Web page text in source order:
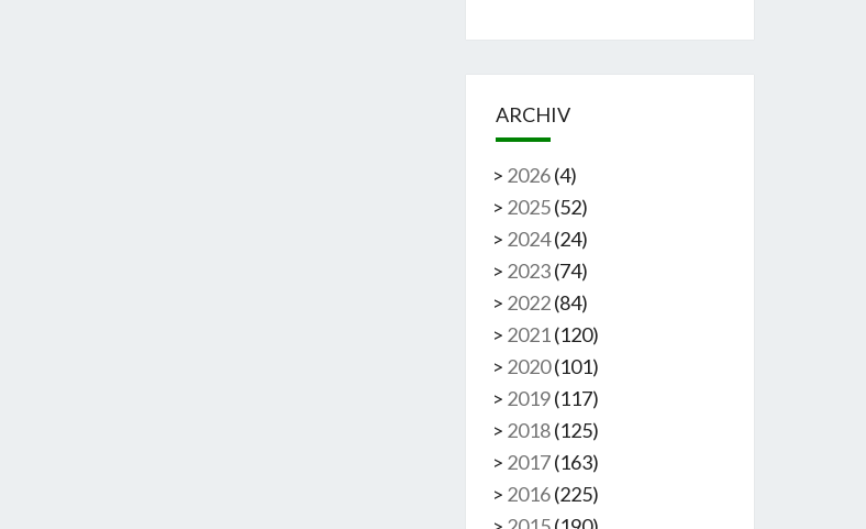
ARCHIV
> 2026 (4)
> 2025 (52)
> 2024 (24)
> 2023 (74)
> 2022 (84)
> 2021 (120)
> 2020 (101)
> 2019 (117)
> 2018 (125)
> 2017 (163)
> 2016 (225)